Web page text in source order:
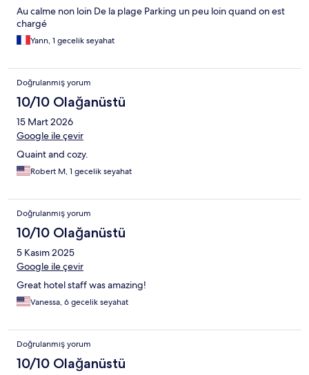
Au calme non loin De la plage Parking un peu loin quand on est
chargé
Yann, 1 gecelik seyahat
Doğrulanmış yorum
10/10 Olağanüstü
15 Mart 2026
Google ile çevir
Quaint and cozy.
Robert M, 1 gecelik seyahat
Doğrulanmış yorum
10/10 Olağanüstü
5 Kasım 2025
Google ile çevir
Great hotel staff was amazing!
Vanessa, 6 gecelik seyahat
Doğrulanmış yorum
10/10 Olağanüstü